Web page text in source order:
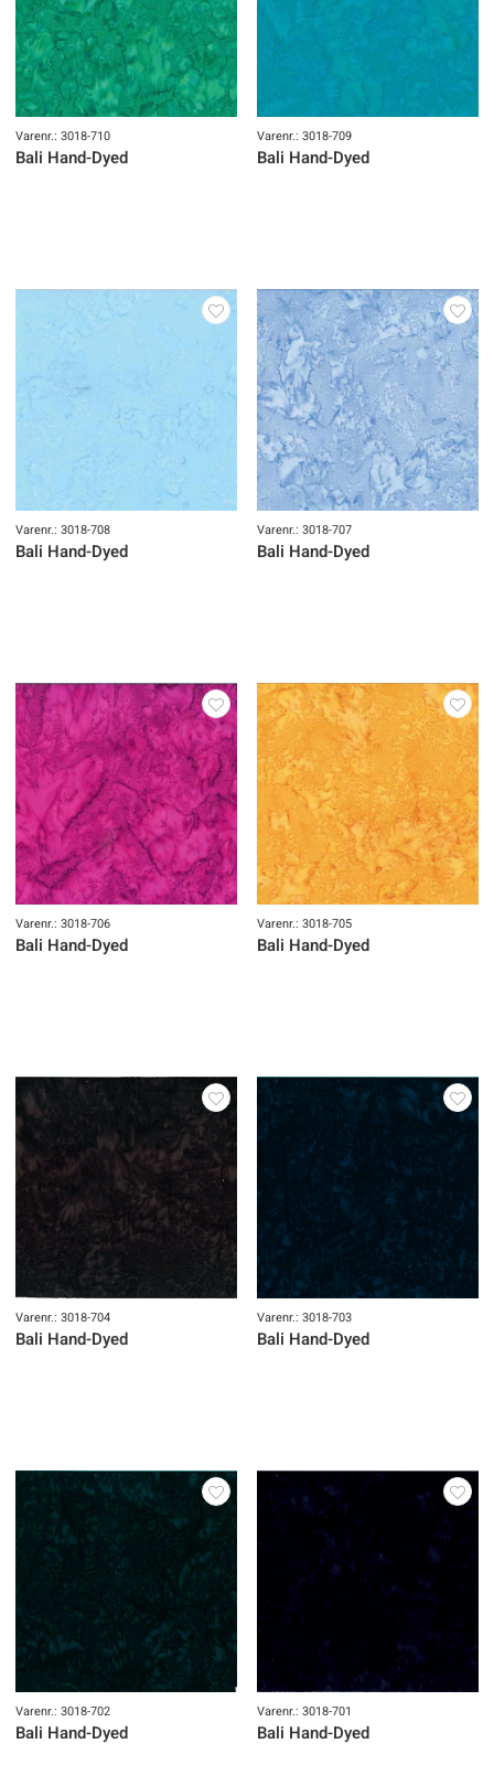
Varenr.: 3018-710
Bali Hand-Dyed
Varenr.: 3018-709
Bali Hand-Dyed
Varenr.: 3018-708
Bali Hand-Dyed
Varenr.: 3018-707
Bali Hand-Dyed
Varenr.: 3018-706
Bali Hand-Dyed
Varenr.: 3018-705
Bali Hand-Dyed
Varenr.: 3018-704
Bali Hand-Dyed
Varenr.: 3018-703
Bali Hand-Dyed
Varenr.: 3018-702
Bali Hand-Dyed
Varenr.: 3018-701
Bali Hand-Dyed